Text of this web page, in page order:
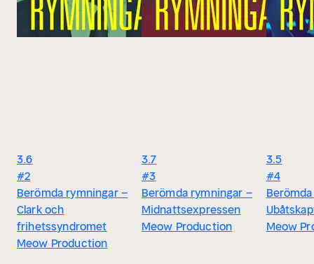
3.6
#2
Berömda rymningar –
Clark och
frihetssyndromet
Meow Production
3.7
#3
Berömda rymningar –
Midnattsexpressen
Meow Production
3.5
#4
Meow